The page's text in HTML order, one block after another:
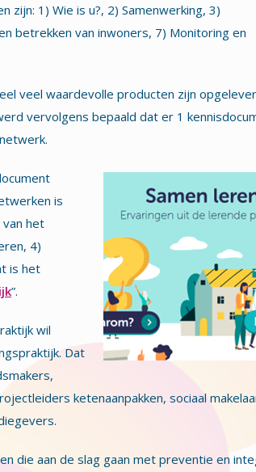
zijn: 1) Wie is u?, 2) Samenwerking, 3)
betrekken van inwoners, 7) Monitoring en
veel waardevolle producten zijn
vervolgens bepaald dat er 1
is
het
4)
is het
”.
wil
Dat
ketenaanpakken, sociaal
die aan de slag gaan met preventie en